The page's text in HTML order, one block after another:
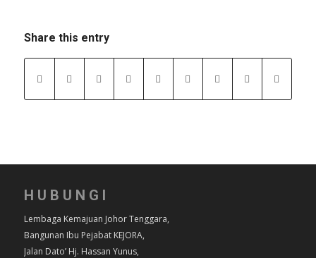
Share this entry
HUBUNGI
Lembaga Kemajuan Johor Tenggara,
Bangunan Ibu Pejabat KEJORA,
Jalan Dato’ Hj. Hassan Yunus,